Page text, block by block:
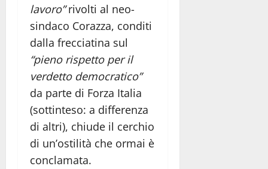
lavoro”rivolti al neo-
sindaco Corazza, conditi
dalla frecciatina sul
“pieno rispetto per il
verdetto democratico”
da parte di Forza Italia
(sottinteso: a differenza
di altri), chiude il cerchio
di un’ostilità che ormai è
conclamata.